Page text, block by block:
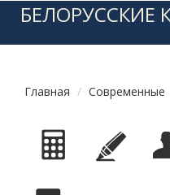
БЕЛОРУССКИЕ
Главная Современные